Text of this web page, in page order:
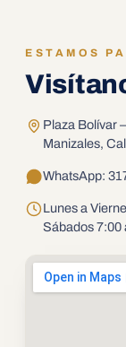
ESTAMOS
Plaza Bolívar
Manizales,
WhatsApp:
Lunes a
Sábados 7:00